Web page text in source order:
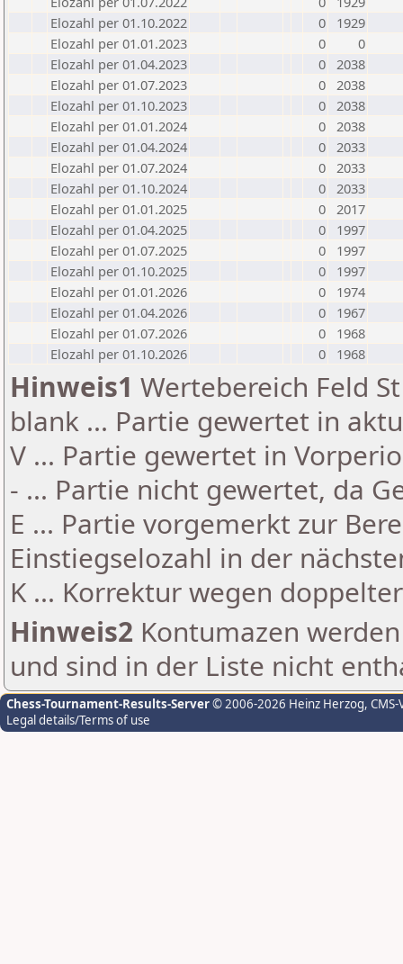
Elozahl per 01.10.2022
0
1929
Elozahl per 01.01.2023
0
0
Elozahl per 01.04.2023
0 2038
Elozahl per 01.07.2023
0 2038
Elozahl per 01.10.2023
0 2038
Elozahl per 01.01.2024
0 2038
Elozahl per 01.04.2024
0 2033
Elozahl per 01.07.2024
0 2033
Elozahl per 01.10.2024
0 2033
Elozahl per 01.01.2025
0 2017
Elozahl per 01.04.2025
0
1997
Elozahl per 01.07.2025
0
1997
Elozahl per 01.10.2025
0
1997
Elozahl per 01.01.2026
0
1974
Elozahl per 01.04.2026
0
1967
Elozahl per 01.07.2026
0
1968
Elozahl per 01.10.2026
0 1968
Hinweis1 Wertebereich Feld
blank ... Partie gewertet in
V ... Partie gewertet in
- ... Partie nicht gewertet, da
E ... Partie vorgemerkt zur
Einstiegselozahl in der
K ... Korrektur wegen
Hinweis2 Kontumazen
und sind in der Liste nicht
Chess-Tournament-Results-Server© 2006-2026 Heinz Herzog,
Legal details/Terms of use